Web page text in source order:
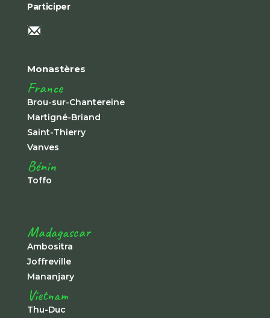
Participer
Monastères
France
Brou-sur-Chantereine
Martigné-Briand
Saint-Thierry
Vanves
Bénin
Toffo
Madagascar
Ambositra
Joffreville
Mananjary
Vietnam
Thu-Duc